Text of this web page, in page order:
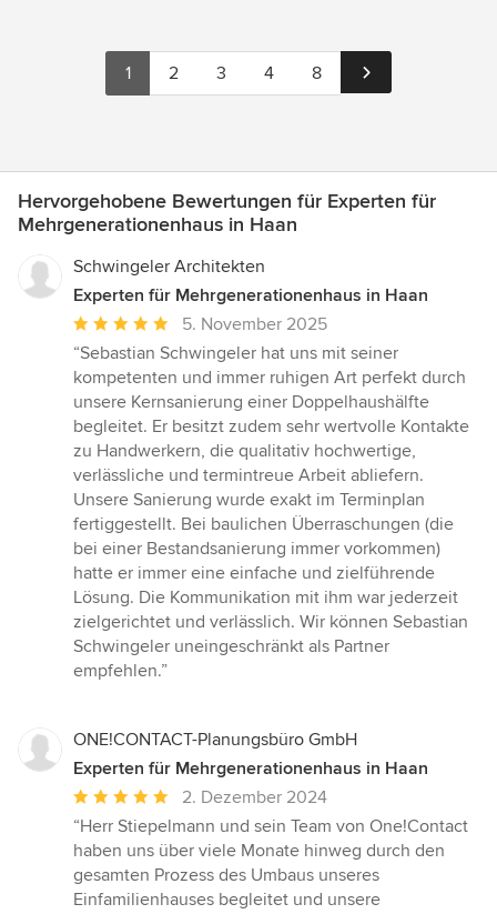
1 2 3 4 8
Hervorgehobene Bewertungen für Experten für
Mehrgenerationenhaus in Haan
Schwingeler Architekten
Experten für Mehrgenerationenhaus in Haan
Durchschnittliche
Bewertung:
5
von
5
Sternen
5. November 2025
“Sebastian Schwingeler hat uns mit seiner
kompetenten und immer ruhigen Art perfekt durch
unsere Kernsanierung einer Doppelhaushälfte
begleitet. Er besitzt zudem sehr wertvolle Kontakte
zu Handwerkern, die qualitativ hochwertige,
verlässliche und termintreue Arbeit abliefern.
Unsere Sanierung wurde exakt im Terminplan
fertiggestellt. Bei baulichen Überraschungen (die
bei einer Bestandsanierung immer vorkommen)
hatte er immer eine einfache und zielführende
Lösung. Die Kommunikation mit ihm war jederzeit
zielgerichtet und verlässlich. Wir können Sebastian
Schwingeler uneingeschränkt als Partner
empfehlen.”
ONE!CONTACT-Planungsbüro GmbH
Experten für Mehrgenerationenhaus in Haan
Durchschnittliche
Bewertung:
5
von
5
2. Dezember 2024
“Herr Stiepelmann und sein Team von One!Contact
haben uns über viele Monate hinweg durch den
gesamten Prozess des Umbaus unseres
Einfamilienhauses begleitet und unsere